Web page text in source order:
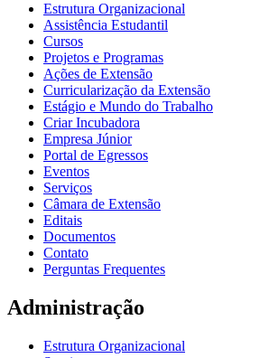
Estrutura Organizacional
Assistência Estudantil
Cursos
Projetos e Programas
Ações de Extensão
Curricularização da Extensão
Estágio e Mundo do Trabalho
Criar Incubadora
Empresa Júnior
Portal de Egressos
Eventos
Serviços
Câmara de Extensão
Editais
Documentos
Contato
Perguntas Frequentes
Administração
Estrutura Organizacional